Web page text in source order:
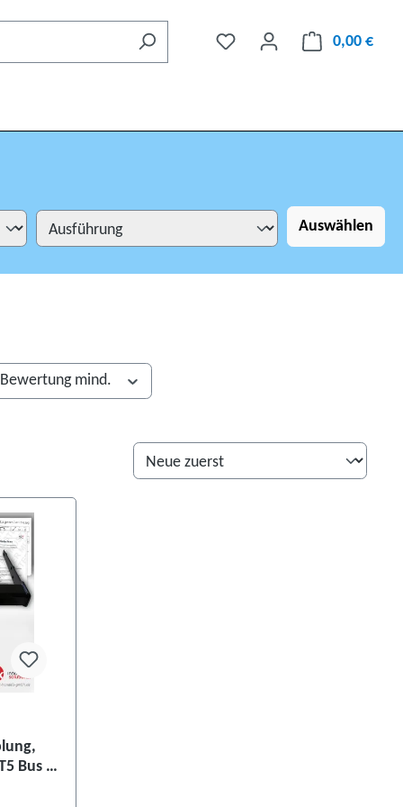
0,00 €
Auswählen
Bewertung mind.
von 4.5 von 5 Sternen
Bus /